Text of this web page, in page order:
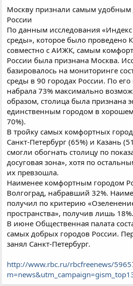
Москву признали самым удобным
России
По данным исследования «Индекс
среды», которое было проведено
совместно с АИЖК, самым
России была признана Москва.
базировалось на мониторинге
среды в 90 городах России. По
набрала 73% максимально
образом, столица была признана
единственным городом в
70%).
В тройку самых комфортных
Санкт-Петербург (65%) и Казань
смогли обогнать столицу по
досуговая зона», хотя по
их превзошла.
Наименее комфортным городом
Волгоград, набравший 32%.
получил по критерию
пространства», получив лишь 18%.
В июне Общественная палата
самых добрых городов России.
занял Санкт-Петербург.
http://www.rbc.ru/rbcfreenews/